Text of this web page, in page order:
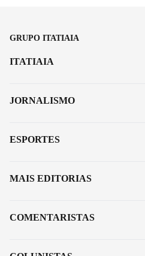
GRUPO ITATIAIA
ITATIAIA
JORNALISMO
ESPORTES
MAIS EDITORIAS
COMENTARISTAS